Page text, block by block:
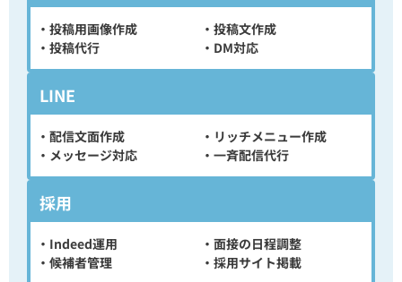
・投稿用画像作成
・投稿文作成
・投稿代行
・DM対応
LINE
・配信文面作成
・リッチメニュー作成
・メッセージ対応
・一斉配信代行
採用
・Indeed運用
・面接の日程調整
・候補者管理
・採用サイト掲載